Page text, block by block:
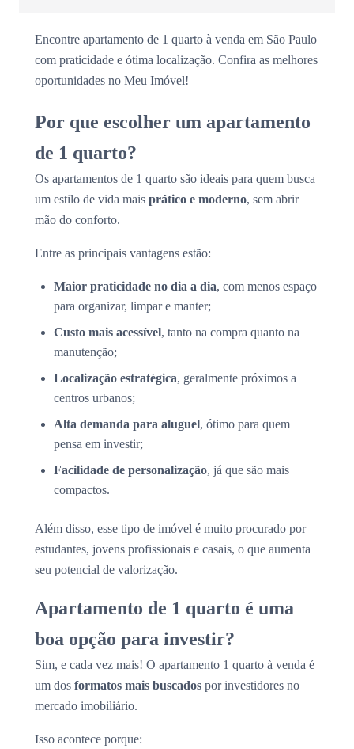
Encontre apartamento de 1 quarto à venda em São Paulo
com praticidade e ótima localização. Confira as melhores
oportunidades no Meu Imóvel!
Por que escolher um apartamento
de 1 quarto?
Os apartamentos de 1 quarto são ideais para quem busca
um estilo de vida mais prático e moderno, sem abrir
mão do conforto.
Entre as principais vantagens estão:
Maior praticidade no dia a dia, com menos espaço
para organizar, limpar e manter;
Custo mais acessível, tanto na compra quanto na
manutenção;
Localização estratégica, geralmente próximos a
centros urbanos;
Alta demanda para aluguel, ótimo para quem
pensa em investir;
Facilidade de personalização, já que são mais
compactos.
Além disso, esse tipo de imóvel é muito procurado por
estudantes, jovens profissionais e casais, o que aumenta
seu potencial de valorização.
Apartamento de 1 quarto é uma
boa opção para investir?
Sim, e cada vez mais! O apartamento 1 quarto à venda é
um dos formatos mais buscados por investidores no
mercado imobiliário.
Isso acontece porque: